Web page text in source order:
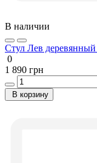
В наличии
Стул Лев
0
1 890 грн
В корзину